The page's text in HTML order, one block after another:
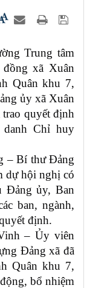
Trung tâm
xã Xuân
Quân khu 7,
ủy xã Xuân
quyết định
Chỉ huy
– Bí thư Đảng
dự hội nghị có
Đảng ủy, Ban
ban, ngành,
định.
– Ủy viên
Đảng xã đã
Quân khu 7,
bổ nhiệm